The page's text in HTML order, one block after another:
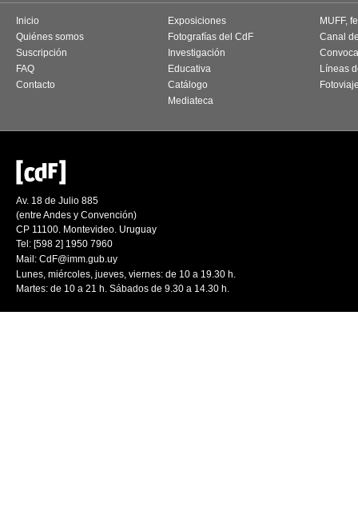
Inicio
Quiénes somos
Suscripción
FAQ
Contacto
Exposiciones
Fotografías del CdF
Investigación
Educativa
Catálogo
Mediateca
MUFF,
Canal
Líneas
Av. 18 de Julio 885
(entre Andes y Convención)
CP 11100. Montevideo. Uruguay
Tel: [598 2] 1950 7960
Mail: CdF@imm.gub.uy
Lunes, miércoles, jueves, viernes: de 10 a 19.30 h.
Martes: de 10 a 21 h. Sábados de 9.30 a 14.30 h.